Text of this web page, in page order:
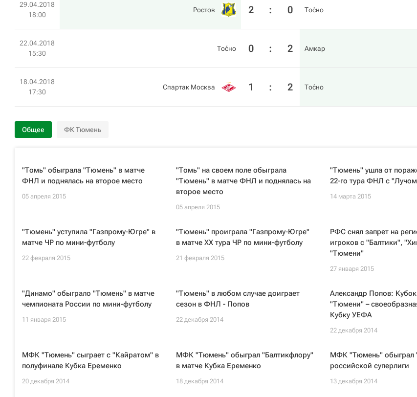
29.04.2018
18:00
Ростов 2 : 0 То́сно
22.04.2018
15:30
То́сно 0 : 2 Амкар
18.04.2018
17:30
Спартак Москва 1 : 2 То́сно
Общее ФК Тюмень
"Томь" обыграла "Тюмень" в матче
ФНЛ и поднялась на второе место
05 апреля 2015
"Томь" на своем поле обыграла
"Тюмень" в матче ФНЛ и поднялась на
второе место
05 апреля 2015
"Тюмень" ушла от
22-го тура ФНЛ с
14 марта 2015
"Тюмень" уступила "Газпрому-Югре" в
матче ЧР по мини-футболу
22 февраля 2015
"Тюмень" проиграла "Газпрому-Югре"
в матче XX тура ЧР по мини-футболу
21 февраля 2015
РФС снял запрет на
игроков с "Балтики",
"Тюмени"
27 января 2015
"Динамо" обыграло "Тюмень" в матче
чемпионата России по мини-футболу
11 января 2015
"Тюмень" в любом случае доиграет
сезон в ФНЛ - Попов
22 декабря 2014
Александр Попов:
"Тюмени" –
Кубку УЕФА
22 декабря 2014
МФК "Тюмень" сыграет с "Кайратом" в
полуфинале Кубка Еременко
20 декабря 2014
МФК "Тюмень" обыграл "Балтикфлору"
в матче Кубка Еременко
18 декабря 2014
МФК "Тюмень" обыграл
российской суперлиги
13 декабря 2014